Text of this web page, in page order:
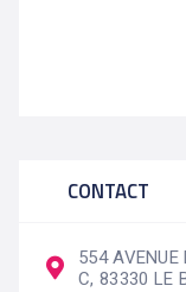
CONTACT
554 AVENUE
C, 83330 LE